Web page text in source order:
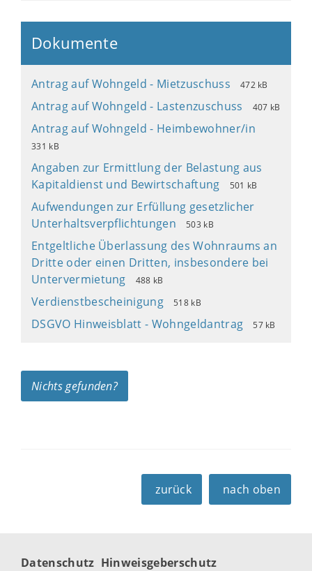
Dokumente
Antrag auf Wohngeld - Mietzuschuss 472 kB
Antrag auf Wohngeld - Lastenzuschuss 407 kB
Antrag auf Wohngeld - Heimbewohner/in
331 kB
Angaben zur Ermittlung der Belastung aus
Kapitaldienst und Bewirtschaftung
501 kB
Aufwendungen zur Erfüllung gesetzlicher
Unterhaltsverpflichtungen
503 kB
Entgeltliche Überlassung des Wohnraums an
Dritte oder einen Dritten, insbesondere bei
Untervermietung
488 kB
Verdienstbescheinigung 518 kB
DSGVO Hinweisblatt - Wohngeldantrag 57 kB
Nichts gefunden?
zurück nach oben
Datenschutz Hinweisgeberschutz